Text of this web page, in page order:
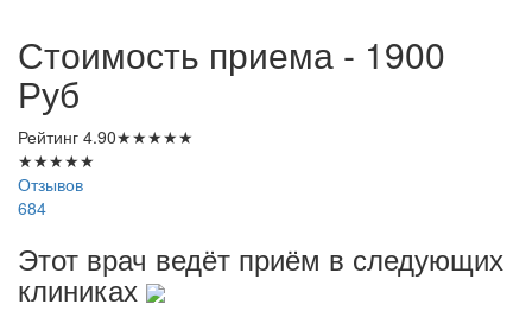
Стоимость приема - 1900
Руб
Рейтинг 4.90★★★★★
★★★★★
Отзывов
684
Этот врач ведёт приём в следующих
клиниках